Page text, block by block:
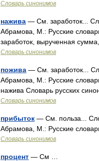
Словарь синонимов
нажива — См. заработок...
Абрамова, М.: Русские
заработок, вырученная
Словарь синонимов
пожива — См. заработок...
Абрамова, М.: Русские
нажива Словарь русских
Словарь синонимов
прибыток — См. польза...
Абрамова, М.: Русские
Словарь синонимов
процент — См …